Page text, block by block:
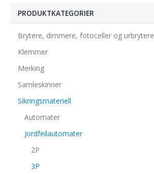
PRODUKTKATEGORIER
Brytere, dimmere, fotoceller og urbrytere
Klemmer
Merking
Samleskinner
Sikringsmateriell
Automater
Jordfeilautomater
2P
3P